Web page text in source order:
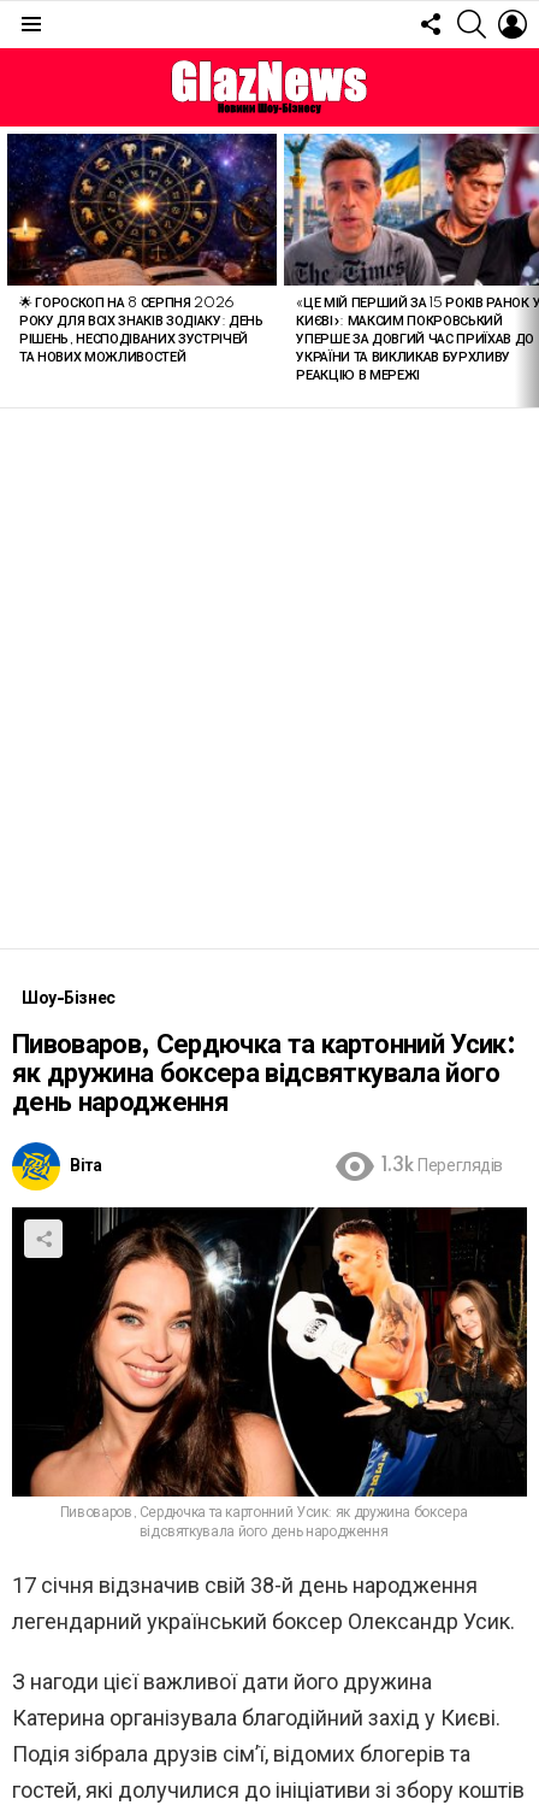
FOLLOW
US
ОСТАННІ
СТАТТІ
🌟 ГОРОСКОП НА 8 СЕРПНЯ 2026
РОКУ ДЛЯ ВСІХ ЗНАКІВ ЗОДІАКУ: ДЕНЬ
РІШЕНЬ, НЕСПОДІВАНИХ ЗУСТРІЧЕЙ
ТА НОВИХ МОЖЛИВОСТЕЙ
«ЦЕ МІЙ ПЕРШИЙ ЗА 15 РОКІВ РАНОК
КИЄВІ»: МАКСИМ ПОКРОВСЬКИЙ
УПЕРШЕ ЗА ДОВГИЙ ЧАС ПРИЇХАВ ДО
УКРАЇНИ ТА ВИКЛИКАВ БУРХЛИВУ
РЕАКЦІЮ В МЕРЕЖІ
Шоу-Бізнес
Пивоваров, Сердючка та картонний Усик:
як дружина боксера відсвяткувала його
день народження
Віта 1.3k Переглядів
Пивоваров, Сердючка та картонний Усик: як дружина боксера
відсвяткувала його день народження
17 січня відзначив свій 38-й день народження
легендарний український боксер Олександр Усик.
З нагоди цієї важливої дати його дружина
Катерина організувала благодійний захід у Києві.
Подія зібрала друзів сім’ї, відомих блогерів та
гостей, які долучилися до ініціативи зі збору коштів